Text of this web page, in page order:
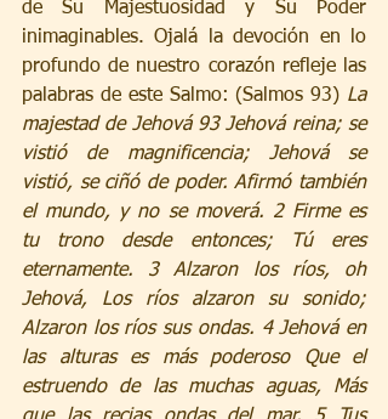
de Su Majestuosidad y Su Poder
inimaginables. Ojalá la devoción en lo
profundo de nuestro corazón refleje las
palabras de este Salmo: (Salmos 93) La
majestad de Jehová 93 Jehová reina; se
vistió de magnificencia; Jehová se
vistió, se ciñó de poder. Afirmó también
el mundo, y no se moverá. 2 Firme es
tu trono desde entonces; Tú eres
eternamente. 3 Alzaron los ríos, oh
Jehová, Los ríos alzaron su sonido;
Alzaron los ríos sus ondas. 4 Jehová en
las alturas es más poderoso Que el
estruendo de las muchas aguas, Más